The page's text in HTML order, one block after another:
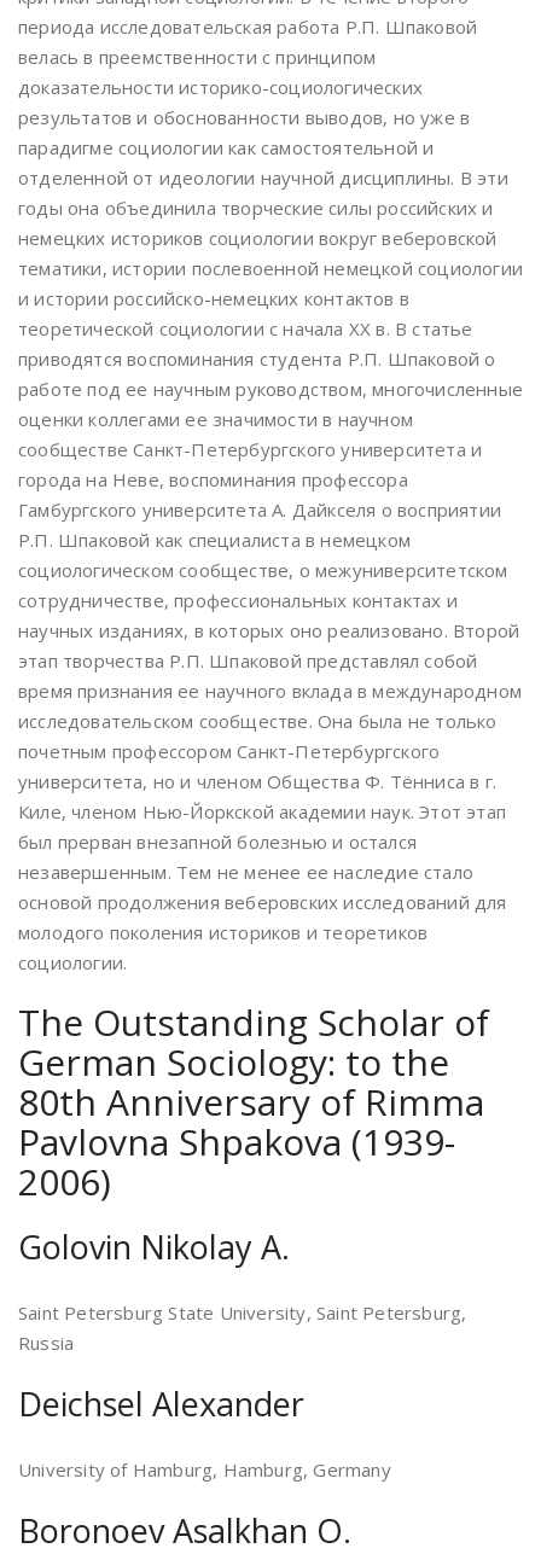
периода исследовательская работа Р.П. Шпаковой
велась в преемственности с принципом
доказательности историко-социологических
результатов и обоснованности выводов, но уже в
парадигме социологии как самостоятельной и
отделенной от идеологии научной дисциплины. В эти
годы она объединила творческие силы российских и
немецких историков социологии вокруг веберовской
тематики, истории послевоенной немецкой социологии
и истории российско-немецких контактов в
теоретической социологии с начала ХХ в. В статье
приводятся воспоминания студента Р.П. Шпаковой о
работе под ее научным руководством, многочисленные
оценки коллегами ее значимости в научном
сообществе Санкт-Петербургского университета и
города на Неве, воспоминания профессора
Гамбургского университета А. Дайкселя о восприятии
Р.П. Шпаковой как специалиста в немецком
социологическом сообществе, о межуниверситетском
сотрудничестве, профессиональных контактах и
научных изданиях, в которых оно реализовано. Второй
этап творчества Р.П. Шпаковой представлял собой
время признания ее научного вклада в международном
исследовательском сообществе. Она была не только
почетным профессором Санкт-Петербургского
университета, но и членом Общества Ф. Тённиса в г.
Киле, членом Нью-Йоркской академии наук. Этот этап
был прерван внезапной болезнью и остался
незавершенным. Тем не менее ее наследие стало
основой продолжения веберовских исследований для
молодого поколения историков и теоретиков
социологии.
The Outstanding Scholar of
German Sociology: to the
80th Anniversary of Rimma
Pavlovna Shpakova (1939-
2006)
Golovin Nikolay A.
Saint Petersburg State University, Saint Petersburg,
Russia
Deichsel Alexander
University of Hamburg, Hamburg, Germany
Boronoev Asalkhan O.